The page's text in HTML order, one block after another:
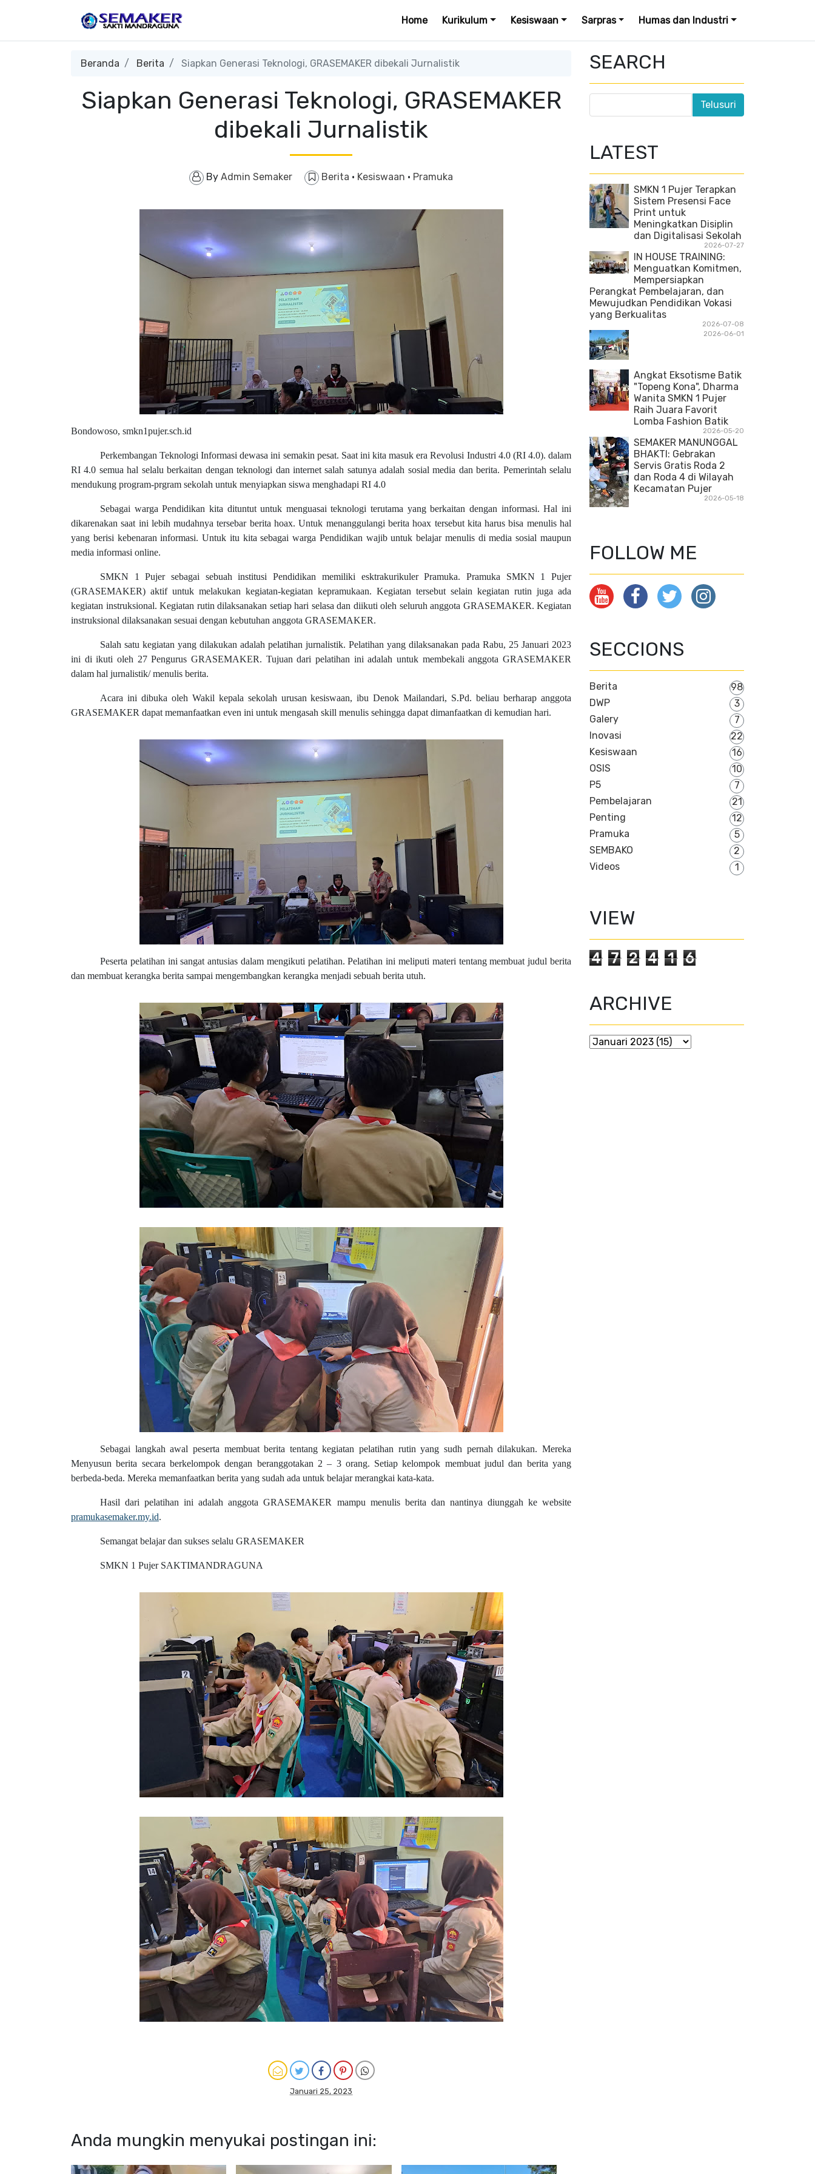
Home Kurikulum Kesiswaan Sarpras Humas dan Industri
Beranda Berita Siapkan Generasi Teknologi, GRASEMAKER dibekali Jurnalistik
Siapkan Generasi Teknologi, GRASEMAKER
dibekali Jurnalistik
By Admin Semaker Berita · Kesiswaan · Pramuka
Bondowoso, smkn1pujer.sch.id
Perkembangan Teknologi Informasi dewasa ini semakin pesat. Saat ini kita masuk era Revolusi Industri 4.0 (RI 4.0). dalam
RI 4.0 semua hal selalu berkaitan dengan teknologi dan internet salah satunya adalah sosial media dan berita. Pemerintah selalu
mendukung program-prgram sekolah untuk menyiapkan siswa menghadapi RI 4.0
Sebagai warga Pendidikan kita dituntut untuk menguasai teknologi terutama yang berkaitan dengan informasi. Hal ini
dikarenakan saat ini lebih mudahnya tersebar berita hoax. Untuk menanggulangi berita hoax tersebut kita harus bisa menulis hal
yang berisi kebenaran informasi. Untuk itu kita sebagai warga Pendidikan wajib untuk belajar menulis di media sosial maupun
media informasi online.
SMKN 1 Pujer sebagai sebuah institusi Pendidikan memiliki esktrakurikuler Pramuka. Pramuka SMKN 1 Pujer
(GRASEMAKER) aktif untuk melakukan kegiatan-kegiatan kepramukaan. Kegiatan tersebut selain kegiatan rutin juga ada
kegiatan instruksional. Kegiatan rutin dilaksanakan setiap hari selasa dan diikuti oleh seluruh anggota GRASEMAKER. Kegiatan
instruksional dilaksanakan sesuai dengan kebutuhan anggota GRASEMAKER.
Salah satu kegiatan yang dilakukan adalah pelatihan jurnalistik. Pelatihan yang dilaksanakan pada Rabu, 25 Januari 2023
ini di ikuti oleh 27 Pengurus GRASEMAKER. Tujuan dari pelatihan ini adalah untuk membekali anggota GRASEMAKER
dalam hal jurnalistik/ menulis berita.
Acara ini dibuka oleh Wakil kepala sekolah urusan kesiswaan, ibu Denok Mailandari, S.Pd. beliau berharap anggota
GRASEMAKER dapat memanfaatkan even ini untuk mengasah skill menulis sehingga dapat dimanfaatkan di kemudian hari.
Peserta pelatihan ini sangat antusias dalam mengikuti pelatihan. Pelatihan ini meliputi materi tentang membuat judul berita
dan membuat kerangka berita sampai mengembangkan kerangka menjadi sebuah berita utuh.
Sebagai langkah awal peserta membuat berita tentang kegiatan pelatihan rutin yang sudh pernah dilakukan. Mereka
Menyusun berita secara berkelompok dengan beranggotakan 2 – 3 orang. Setiap kelompok membuat judul dan berita yang
berbeda-beda. Mereka memanfaatkan berita yang sudah ada untuk belajar merangkai kata-kata.
Hasil dari pelatihan ini adalah anggota GRASEMAKER mampu menulis berita dan nantinya diunggah ke website
pramukasemaker.my.id.
Semangat belajar dan sukses selalu GRASEMAKER
SMKN 1 Pujer SAKTIMANDRAGUNA
Januari 25, 2023
Anda mungkin menyukai postingan ini:
SEARCH
LATEST
SMKN 1 Pujer Terapkan
Sistem Presensi Face
Print untuk
Meningkatkan Disiplin
dan Digitalisasi Sekolah
2026-07-27
IN HOUSE TRAINING:
Menguatkan Komitmen,
Mempersiapkan
Perangkat Pembelajaran, dan
Mewujudkan Pendidikan Vokasi
yang Berkualitas
2026-07-08
2026-06-01
Angkat Eksotisme Batik
"Topeng Kona", Dharma
Wanita SMKN 1 Pujer
Raih Juara Favorit
Lomba Fashion Batik
2026-05-20
SEMAKER MANUNGGAL
BHAKTI: Gebrakan
Servis Gratis Roda 2
dan Roda 4 di Wilayah
Kecamatan Pujer
2026-05-18
FOLLOW ME
SECCIONS
Berita
98
DWP
3
Galery
7
Inovasi
22
Kesiswaan
16
OSIS
10
P5
7
Pembelajaran
21
Penting
12
Pramuka
5
SEMBAKO
2
Videos
1
VIEW
4 7 2 4 1 6
ARCHIVE